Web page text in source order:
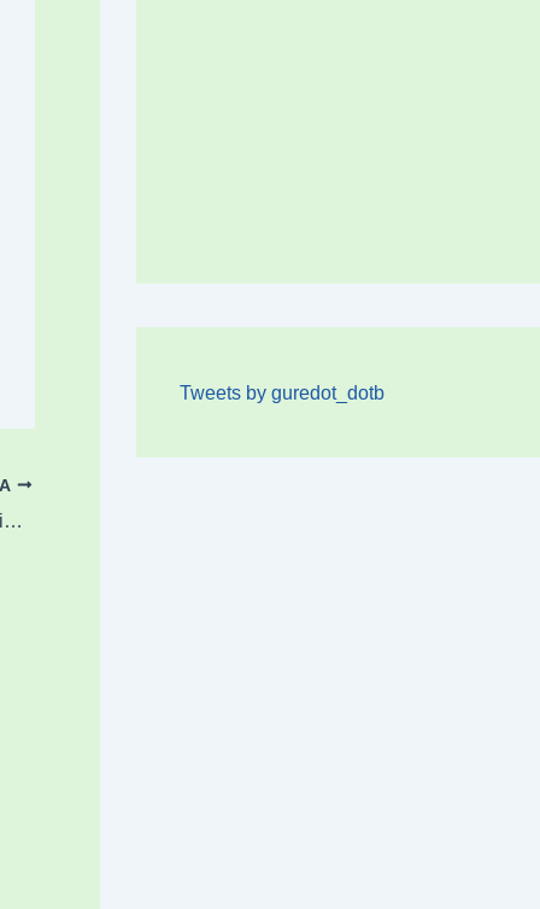
“Hauxe da dagoena”: Zornotzako geltokiko igogailuaren utzikeria salatu dute
Tweets by guredot_dotb